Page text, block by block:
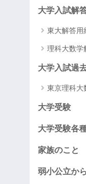
大学入試解
東大解答用
理科大数学
大学入試過
東京理科大
大学受験
大学受験各
家族のこと
弱小公立か